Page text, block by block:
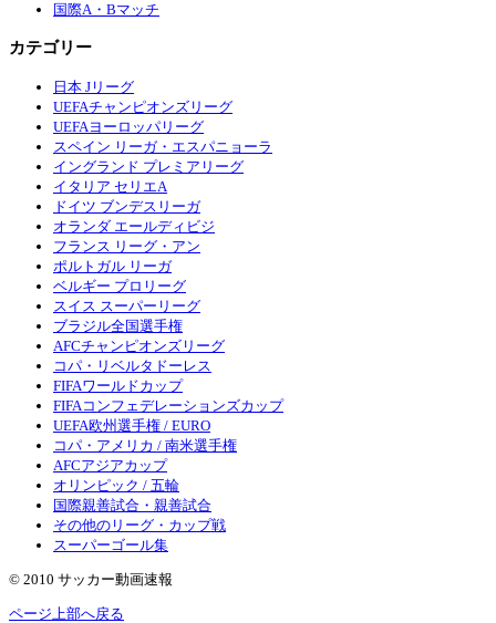
国際A・Bマッチ
カテゴリー
日本 Jリーグ
UEFAチャンピオンズリーグ
UEFAヨーロッパリーグ
スペイン リーガ・エスパニョーラ
イングランド プレミアリーグ
イタリア セリエA
ドイツ ブンデスリーガ
オランダ エールディビジ
フランス リーグ・アン
ポルトガル リーガ
ベルギー プロリーグ
スイス スーパーリーグ
ブラジル全国選手権
AFCチャンピオンズリーグ
コパ・リベルタドーレス
FIFAワールドカップ
FIFAコンフェデレーションズカップ
UEFA欧州選手権 / EURO
コパ・アメリカ / 南米選手権
AFCアジアカップ
オリンピック / 五輪
国際親善試合・親善試合
その他のリーグ・カップ戦
スーパーゴール集
© 2010 サッカー動画速報
ページ上部へ戻る